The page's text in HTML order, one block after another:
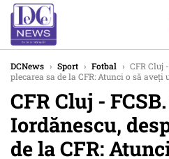
DCNews › Sport › Fotbal › CFR Cluj
plecarea sa de la CFR: Atunci o să aveți
CFR Cluj -
Iordănescu,
de la CFR: